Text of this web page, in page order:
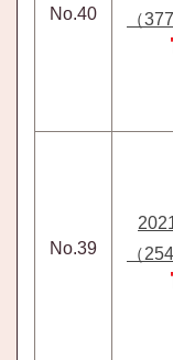
No.40
（
No.39
（